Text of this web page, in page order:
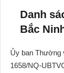
Danh
Bắc
Ủy ban Thường
1658/NQ-